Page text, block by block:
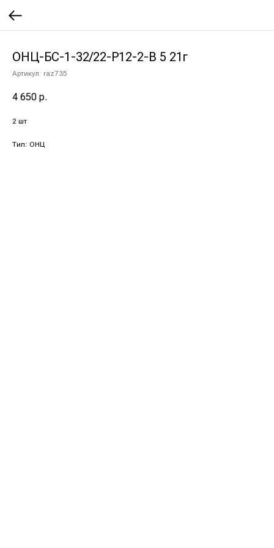
ОНЦ-БС-1-32/22-Р12-2-В 5 21г
Артикул: raz735
4 650 р.
2 шт
Тип: ОНЦ